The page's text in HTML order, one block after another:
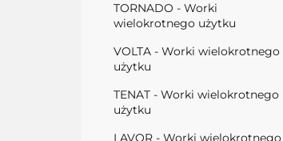
TORNADO - Worki
wielokrotnego użytku
VOLTA - Worki wielokrotnego
użytku
TENAT - Worki wielokrotnego
użytku
LAVOR - Worki wielokrotnego